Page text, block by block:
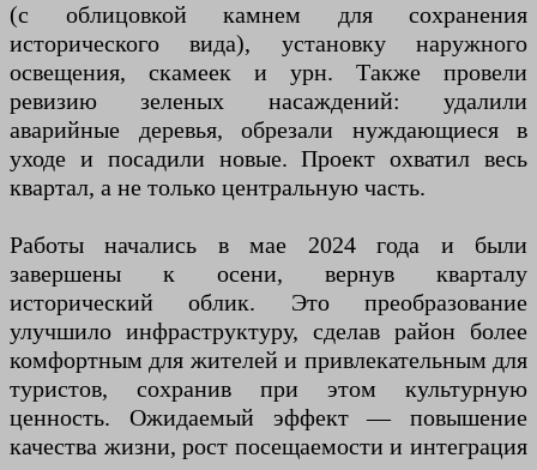
(с облицовкой камнем для сохранения
исторического вида), установку наружного
освещения, скамеек и урн. Также провели
ревизию зеленых насаждений: удалили
аварийные деревья, обрезали нуждающиеся в
уходе и посадили новые. Проект охватил весь
квартал, а не только центральную часть.
Работы начались в мае 2024 года и были
завершены к осени, вернув кварталу
исторический облик. Это преобразование
улучшило инфраструктуру, сделав район более
комфортным для жителей и привлекательным для
туристов, сохранив при этом культурную
ценность. Ожидаемый эффект — повышение
качества жизни, рост посещаемости и интеграция